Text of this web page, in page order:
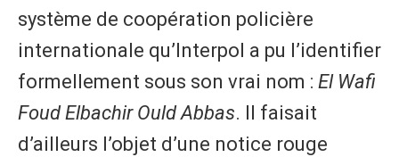
système de coopération policière
internationale qu’Interpol a pu l’identifier
formellement sous son vrai nom : El Wafi
Foud Elbachir Ould Abbas. Il faisait
d’ailleurs l’objet d’une notice rouge